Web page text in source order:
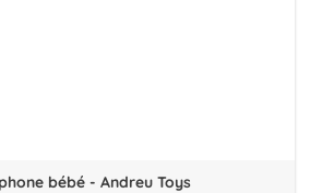
bébé - Andreu Toys